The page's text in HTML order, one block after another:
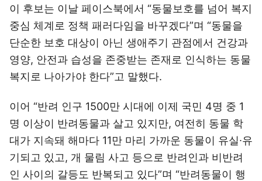
이 후보는 이날 페이스북에서 “동물보호를 넘어 복지
중심 체계로 정책 패러다임을 바꾸겠다”며 “동물을
단순한 보호 대상이 아닌 생애주기 관점에서 건강과
영양, 안전과 습성을 존중받는 존재로 인식하는 동물
복지로 나아가야 한다”고 말했다.
이어 “반려 인구 1500만 시대에 이제 국민 4명 중 1
명 이상이 반려동물과 살고 있지만, 여전히 동물 학
대가 지속돼 해마다 11만 마리 가까운 동물이 유실∙유
기되고 있고, 개 물림 사고 등으로 반려인과 비반려
인 사이의 갈등도 반복되고 있다”며 “반려동물이 행